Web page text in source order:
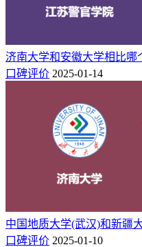
济南大学和安徽大学相比哪
口碑评价 2025-01-14
中国地质大学(武汉)和新疆
口碑评价 2025-01-10